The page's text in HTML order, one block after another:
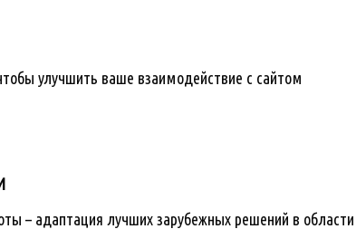
чтобы улучшить ваше взаимодействие с сайтом
– адаптация лучших зарубежных решений в